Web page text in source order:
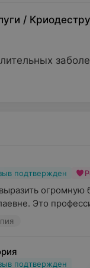
/
подтвержден
огромную
Это
подтвержден